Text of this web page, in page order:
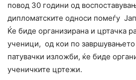
повод 30 години од
дипломатските односи помеѓу
Ќе биде организирана и цртачка
ученици, од кои по завршувањето
патувачки изложби, ќе биде
ученичките цртежи.